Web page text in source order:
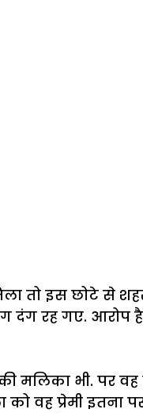
तो इस छोटे से
दंग रह गए. आरोप
मलिका भी. पर
वह प्रेमी